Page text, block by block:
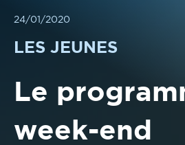
24/01/2020
LES JEUNES
Le
week-end